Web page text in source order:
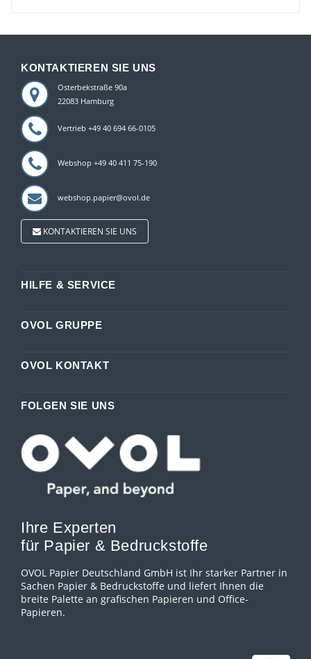
KONTAKTIEREN SIE UNS
Osterbekstraße 90a
22083 Hamburg
Vertrieb +49 40 694 66-0105
Webshop +49 40 411 75-190
webshop.papier@ovol.de
KONTAKTIEREN SIE UNS
HILFE & SERVICE
OVOL GRUPPE
OVOL KONTAKT
FOLGEN SIE UNS
Ihre Experten
für Papier & Bedruckstoffe
OVOL Papier Deutschland GmbH ist Ihr starker Partner in
Sachen Papier & Bedruckstoffe und liefert Ihnen die
breite Palette an grafischen Papieren und Office-
Papieren.